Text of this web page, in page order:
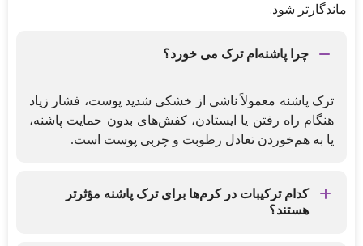
ماندگارتر شود.
چرا پاشنه‌ام ترک می خورد؟
ترک پاشنه معمولاً ناشی از خشکی شدید پوست، فشار زیاد
هنگام راه رفتن یا ایستادن، کفش‌های بدون حمایت پاشنه،
یا به هم‌خوردن تعادل رطوبت و چربی پوست است.
کدام ترکیبات در کرم‌ها برای ترک پاشنه مؤثرتر
هستند؟